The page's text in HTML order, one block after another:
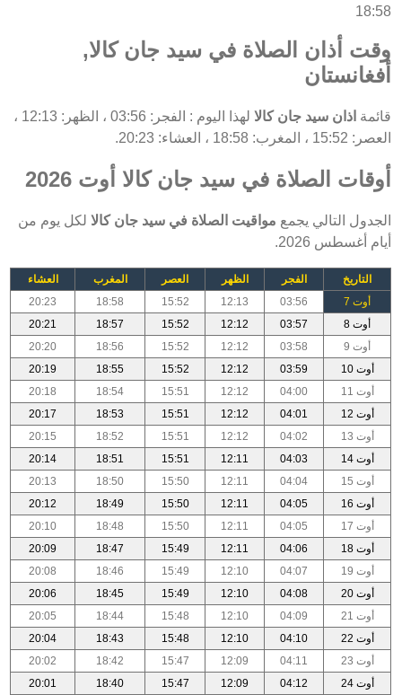
18:58
وقت أذان الصلاة في سيد جان كالا,
أفغانستان
قائمة اذان سيد جان كالا
لهذا اليوم : الفجر: 03:56 ، الظهر: 12:13 ،
العصر: 15:52 ، المغرب: 18:58 ، العشاء: 20:23.
أوقات الصلاة في سيد جان كالا أوت 2026
الجدول التالي يجمع مواقيت الصلاة في سيد جان كالالكل يوم من
أيام أغسطس 2026.
التاريخ الفجر الظهر العصر المغرب
العشاء
أوت 7
03:56
12:13
15:52
18:58
20:23
أوت 8
03:57
12:12
15:52
18:57
20:21
أوت 9
03:58
12:12
15:52
18:56
20:20
أوت 10
03:59
12:12
15:52
18:55
20:19
أوت 11
04:00
12:12
15:51
18:54
20:18
أوت 12
04:01
12:12
15:51
18:53
20:17
أوت 13
04:02
12:12
15:51
18:52
20:15
أوت 14
04:03
12:11
15:51
18:51
20:14
أوت 15
04:04
12:11
15:50
18:50
20:13
أوت 16
04:05
12:11
15:50
18:49
20:12
أوت 17
04:05
12:11
15:50
18:48
20:10
أوت 18
04:06
12:11
15:49
18:47
20:09
أوت 19
04:07
12:10
15:49
18:46
20:08
أوت 20
04:08
12:10
15:49
18:45
20:06
أوت 21
04:09
12:10
15:48
18:44
20:05
أوت 22
04:10
12:10
15:48
18:43
20:04
أوت 23
04:11
12:09
15:47
18:42
20:02
أوت 24
04:12
12:09
15:47
18:40
20:01